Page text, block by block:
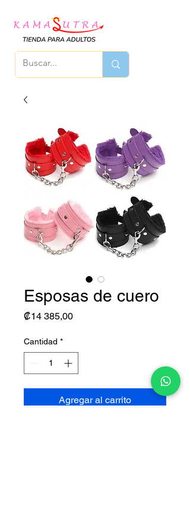
Esposas de cuero
₡14 385,00Precio
Cantidad *
Agregar al carrito